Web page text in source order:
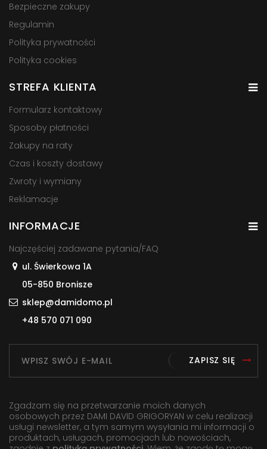
Bezpieczne zakupy
Regulamin
Polityka prywatności
Polityka cookies
STREFA KLIENTA
Formularz kontaktowy
Sposoby płatności
Zakupy na raty
Czas i koszty dostawy
Zwroty i wymiany
Reklamacje
INFORMACJE
Najczęściej zadawane pytania/FAQ
ul. Świerkowa 1A
05-850 Bronisze
sklep@damidomo.pl
+48 570 071 090
ZAPISZ SIĘ
Zgadzam się na przetwarzanie moich danych
osobowych przez DAMI DAVID GRIGORYAN w celu realizacji
usługi newsletter, a tym samym wysyłania mi informacji o
produktach, usługach, promocjach lub nowościach,